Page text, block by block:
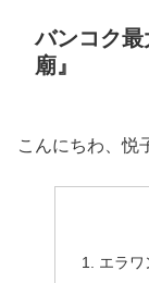
バンコク
廟』
こんにちわ、悦
エラワ